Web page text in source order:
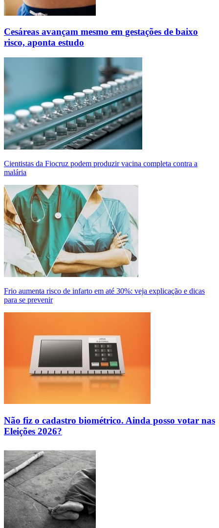
Cesáreas avançam mesmo em gestações de baixo
risco, aponta estudo
Cientistas da Fiocruz podem produzir vacina completa contra a
malária
Frio aumenta risco de infarto em até 30%: veja explicação e dicas
para se prevenir
Não fiz o cadastro biométrico. Ainda posso votar nas
Eleições 2026?